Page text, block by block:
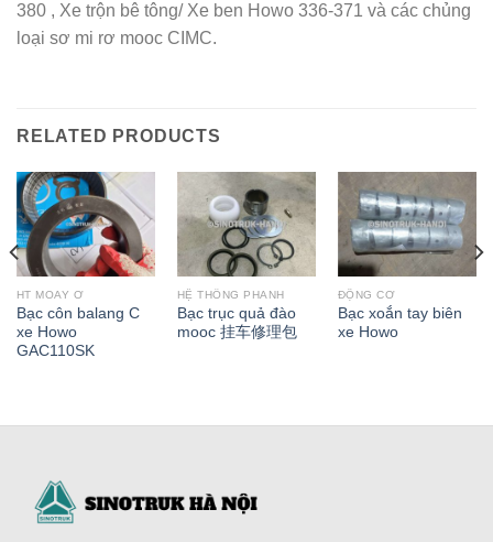
380 , Xe trộn bê tông/ Xe ben Howo 336-371 và các chủng
loại sơ mi rơ mooc CIMC.
RELATED PRODUCTS
HT MOAY Ơ
Bạc côn balang C
xe Howo
GAC110SK
HỆ THỐNG PHANH
Bạc trục quả đào
mooc 挂车修理包
ĐỘNG CƠ
Bạc xoắn tay biên
xe Howo